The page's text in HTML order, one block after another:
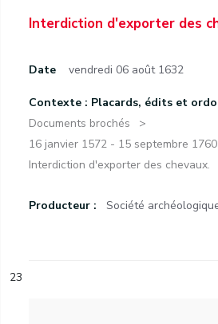
Interdiction d'exporter des
Date vendredi 06 août 1632
Contexte : Placards, édits et
Documents brochés
16 janvier 1572 - 15 septembre 1760
Interdiction d'exporter des chevaux.
Producteur : Société
23